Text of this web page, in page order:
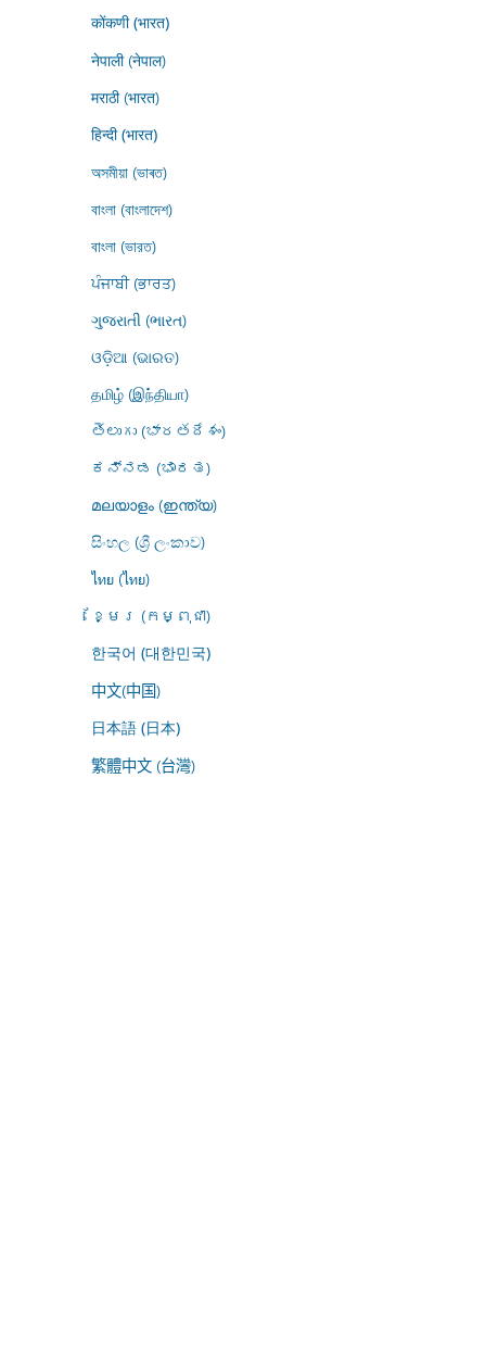
कोंकणी (भारत)
नेपाली (नेपाल)
मराठी (भारत)
हिन्दी (भारत)
অসমীয়া (ভাৰত)
বাংলা (বাংলাদেশ)
বাংলা (ভারত)
ਪੰਜਾਬੀ (ਭਾਰਤ)
ગુજરાતી (ભારત)
ଓଡ଼ିଆ (ଭାରତ)
தமிழ் (இந்தியா)
తెలుగు (భారతదేశం)
ಕನ್ನಡ (ಭಾರತ)
മലയാളം (ഇന്ത്യ)
සිංහල (ශ්‍රී ලංකාව)
ไทย (ไทย)
ខ្មែរ (កម្ពុជា)
한국어 (대한민국)
中文(中国)
日本語 (日本)
繁體中文 (台灣)